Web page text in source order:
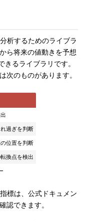
析するためのライブラ
ら将来の値動きを予想
るライブラリです。
次のものがあります。
過ぎを判断
位置を判断
換点を検出
標は、公式ドキュメン
認できます。